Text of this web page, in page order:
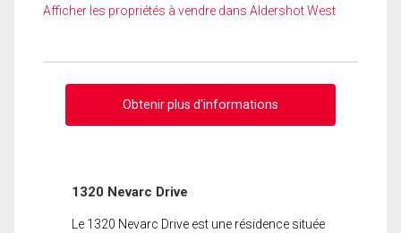
Afficher les propriétés à vendre dans Aldershot West
Obtenir plus d'informations
1320 Nevarc Drive
Le 1320 Nevarc Drive est une résidence située